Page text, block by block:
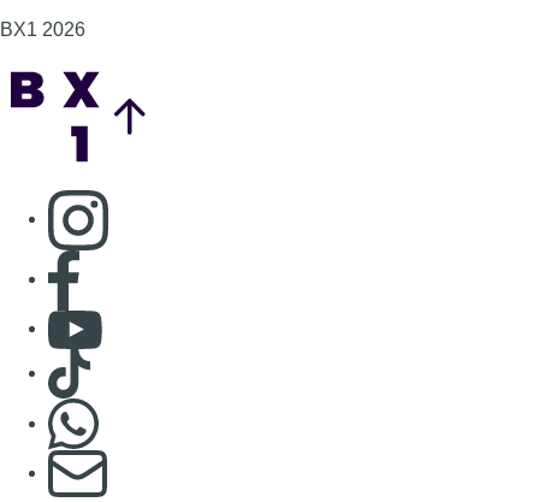
BX1 2026
Consulter page Instagram
Consulter page Facebook
Consulter Youtube
Consulter TikTok
S'abonner à notre newsletter